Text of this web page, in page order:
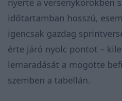
nyerte a versenykörökben
időtartamban hosszú,
igencsak gazdag
érte járó nyolc pontot –
lemaradását a mögötte
szemben a tabellán.